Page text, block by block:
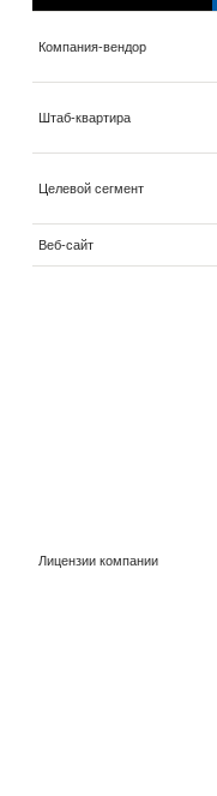
Компания-вендор
Штаб-квартира
Целевой сегмент
Веб-сайт
Лицензии компании